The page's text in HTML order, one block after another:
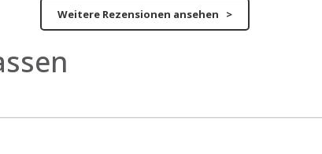
Weitere Rezensionen ansehen >